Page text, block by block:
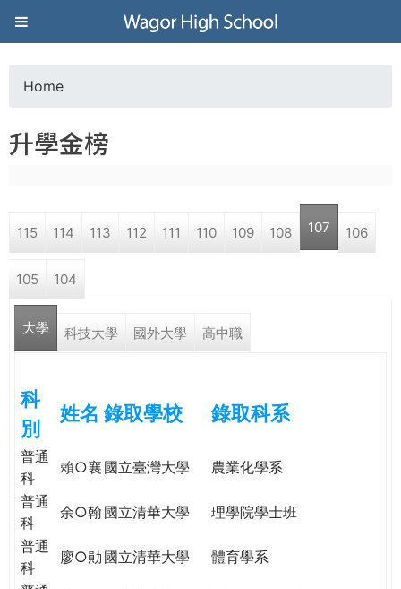
Jump to navigation
葳
格
高
學
格。
o
a
r
e
e
r
e
Home
升學金榜
115 114 113 112 111 110 109 108 107 106
105 104
大學 科技大學 國外大學 高中職
科
別
姓名 錄取學校 錄取科系
普通
科
賴○襄 國立臺灣大學
農業化學系
普通
科
余○翰 國立清華大學
理學院學士班
普通
科
廖○勛 國立清華大學
體育學系